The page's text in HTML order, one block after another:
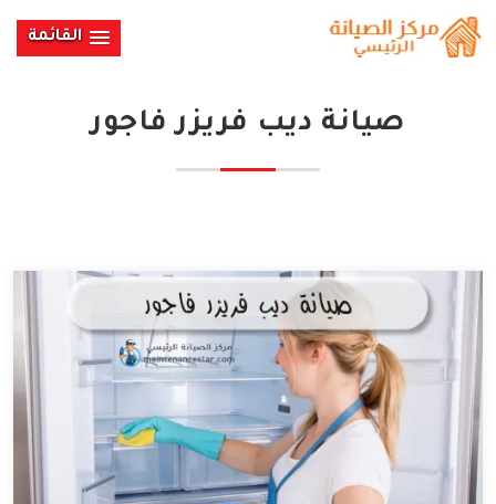
القائمة
صيانة ديب فريزر فاجور